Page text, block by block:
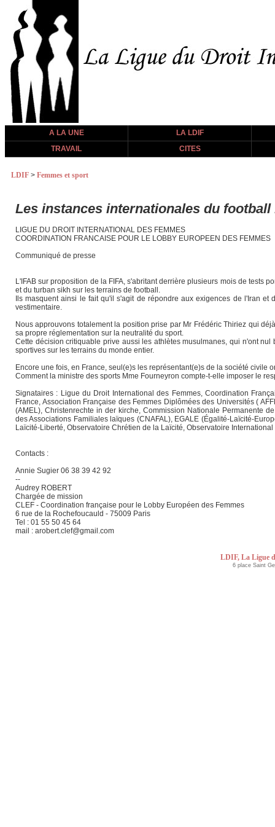
A LA UNE
LA LDIF
TRAVAIL
CITES
LDIF > Femmes et sport
Les instances internationales du
LIGUE DU DROIT INTERNATIONAL DES FEMMES
COORDINATION FRANCAISE POUR LE LOBBY EUROPEEN DES FEMMES
Communiqué de presse
L'IFAB sur proposition de la FIFA, s'abritant derrière plusieurs mois de tests
et du turban sikh sur les terrains de football.
Ils masquent ainsi le fait qu'il s'agit de répondre aux exigences de l'Iran
vestimentaire.
Nous approuvons totalement la position prise par Mr Frédéric Thiriez qui
sa propre réglementation sur la neutralité du sport.
Cette décision critiquable prive aussi les athlètes musulmanes, qui n'ont
sportives sur les terrains du monde entier.
Encore une fois, en France, seul(e)s les représentant(e)s de la société civile
Comment la ministre des sports Mme Fourneyron compte-t-elle imposer le
Signataires : Ligue du Droit International des Femmes, Coordination
France, Association Française des Femmes Diplômées des Universités (
(AMEL), Christenrechte in der kirche, Commission Nationale Permanente
des Associations Familiales laïques (CNAFAL), EGALE (Égalité-Laïcité-
Laïcité-Liberté, Observatoire Chrétien de la Laïcité, Observatoire
Contacts :
Annie Sugier 06 38 39 42 92
--
Audrey ROBERT
Chargée de mission
CLEF - Coordination française pour le Lobby Européen des Femmes
6 rue de la Rochefoucauld - 75009 Paris
Tel : 01 55 50 45 64
mail : arobert.clef@gmail.com
LDIF, La Ligue
6 place Saint